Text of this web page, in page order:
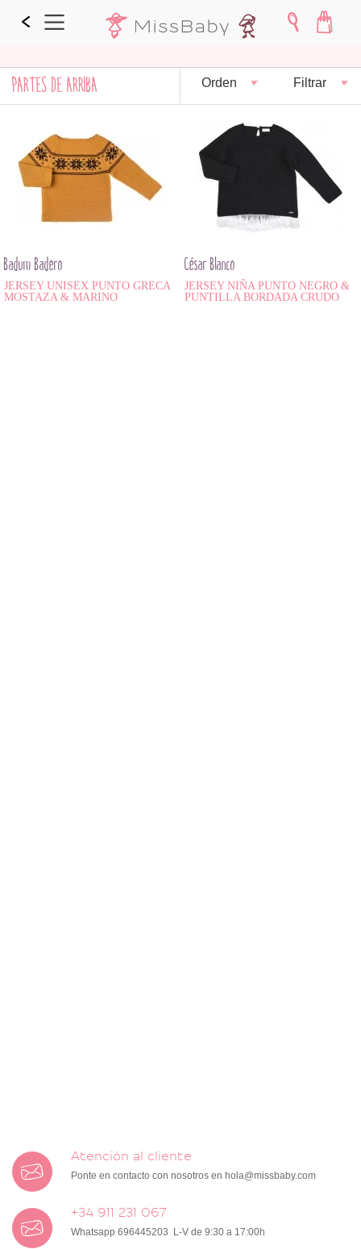
PARTES DE ARRIBA Orden Filtrar
Badum Badero
JERSEY UNISEX PUNTO GRECA
MOSTAZA & MARINO
César Blanco
JERSEY NIÑA PUNTO NEGRO &
PUNTILLA BORDADA CRUDO
Atención al cliente
Ponte en contacto con nosotros en hola@missbaby.com
+34 911 231 067
Whatsapp 696445203 L-V de 9:30 a 17:00h